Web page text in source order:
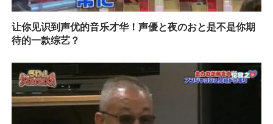
让你见识到声优的音乐才华！声優と夜のおと是不是你期
待的一款综艺？